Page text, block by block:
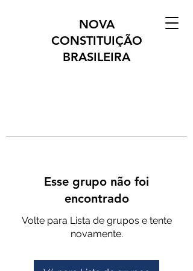
NOVA
CONSTITUIÇÃO
BRASILEIRA
Esse grupo não foi
encontrado
Volte para Lista de grupos e tente
novamente.